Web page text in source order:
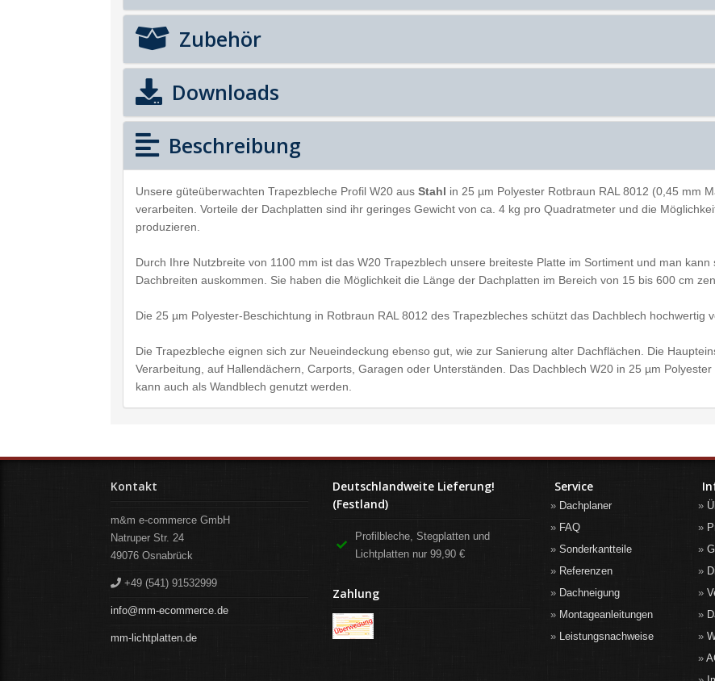
Zubehör
Downloads
Beschreibung
Unsere güteüberwachten Trapezbleche Profil W20 aus Stahl in 25 µm Polyester Rotbraun RAL 8012 (0,45 mm
verarbeiten. Vorteile der Dachplatten sind ihr geringes Gewicht von ca. 4 kg pro Quadratmeter und die
produzieren.
Durch Ihre Nutzbreite von 1100 mm ist das W20 Trapezblech unsere breiteste Platte im Sortiment und man
Dachbreiten auskommen. Sie haben die Möglichkeit die Länge der Dachplatten im Bereich von 15 bis 600 cm
Die 25 µm Polyester-Beschichtung in Rotbraun RAL 8012 des Trapezbleches schützt das Dachblech hochwertig
Die Trapezbleche eignen sich zur Neueindeckung ebenso gut, wie zur Sanierung alter Dachflächen. Die
Verarbeitung, auf Hallendächern, Carports, Garagen oder Unterständen. Das Dachblech W20 in 25 µm
kann auch als Wandblech genutzt werden.
Kontakt
m&m e-commerce GmbH
Natruper Str. 24
49076 Osnabrück
+49 (541) 91532999
info@mm-ecommerce.de
mm-lichtplatten.de
Deutschlandweite Lieferung!
(Festland)
Profilbleche, Stegplatten und
Lichtplatten nur 99,90 €
Zahlung
Service
Dachplaner
FAQ
Sonderkantteile
Referenzen
Dachneigung
Montageanleitungen
Leistungsnachweise